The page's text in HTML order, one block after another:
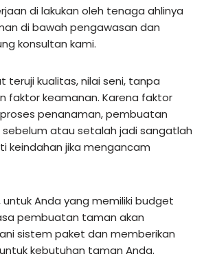
di lakukan oleh tenaga ahlinya
di bawah pengawasan dan
konsultan kami.
teruji kualitas, nilai seni, tanpa
faktor keamanan. Karena faktor
penanaman, pembuatan
atau setalah jadi sangatlah
keindahan jika mengancam
untuk Anda yang memiliki budget
pembuatan taman akan
sistem paket dan memberikan
kebutuhan taman Anda.